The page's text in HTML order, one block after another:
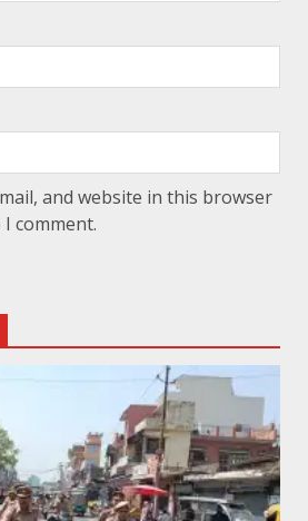
and website in this browser
comment.